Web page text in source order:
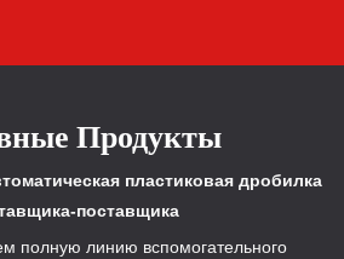
Продукты
пластиковая дробилка
поставщика
полную линию вспомогательного